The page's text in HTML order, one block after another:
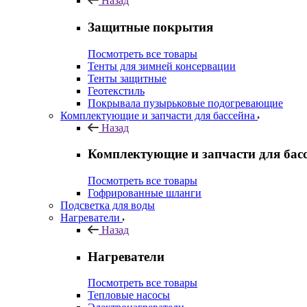
Защитные покрытия
Посмотреть все товары
Тенты для зимней консервации
Тенты защитные
Геотекстиль
Покрывала пузырьковые подогревающие
Комплектующие и запчасти для бассейна
Назад
Комплектующие и запчасти для
Посмотреть все товары
Гофрированные шланги
Подсветка для воды
Нагреватели
Назад
Нагреватели
Посмотреть все товары
Тепловые насосы